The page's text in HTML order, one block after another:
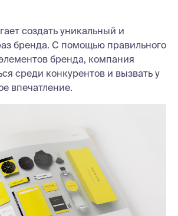
создать уникальный и
бренда. С помощью правильного
бренда, компания
среди конкурентов и вызвать у
впечатление.